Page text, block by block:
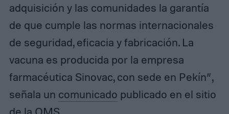
adquisición y las comunidades la garantía
de que cumple las normas internacionales
de seguridad, eficacia y fabricación. La
vacuna es producida por la empresa
farmacéutica Sinovac, con sede en Pekín”,
señala un comunicado publicado en el sitio